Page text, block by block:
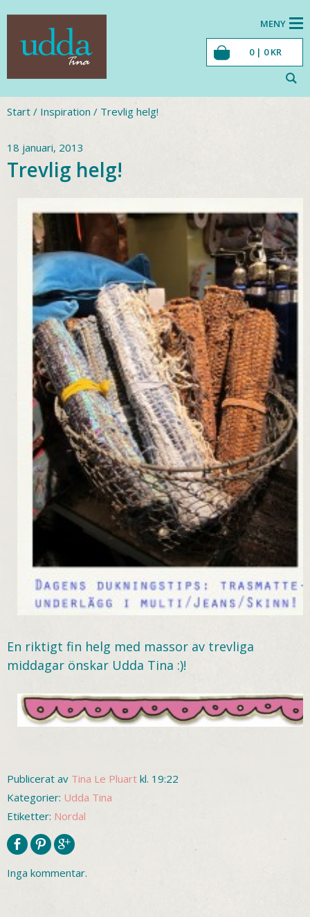
MENY
0 | 0KR
Start / Inspiration / Trevlig helg!
18 januari, 2013
Trevlig helg!
En riktigt fin helg med massor av trevliga
middagar önskar Udda Tina :)!
Publicerat av Tina Le Pluart kl. 19:22
Kategorier: Udda Tina
Etiketter: Nordal
Inga kommentar.